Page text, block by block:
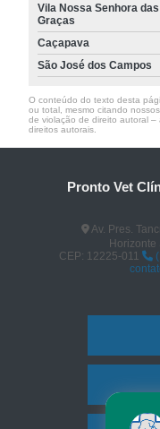
Vila Nossa Senhora das
Graças
Caçapava
São José dos Campos
O conteúdo do texto desta
ou total, mesmo citando
de violação de direito autoral
direitos autorais
Pronto Vet
Av. Pres.
Horizonte
CEP: 12225-011